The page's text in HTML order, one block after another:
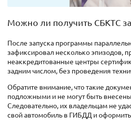
Можно ли получить СБКТС
После запуска программы
зафиксировал несколько эпизодов,
неаккредитованные центры
задним числом, без проведения
Обратите внимание, что такие
подложными и не могут быть
Следовательно, их владельцам не
свой автомобиль в ГИБДД и